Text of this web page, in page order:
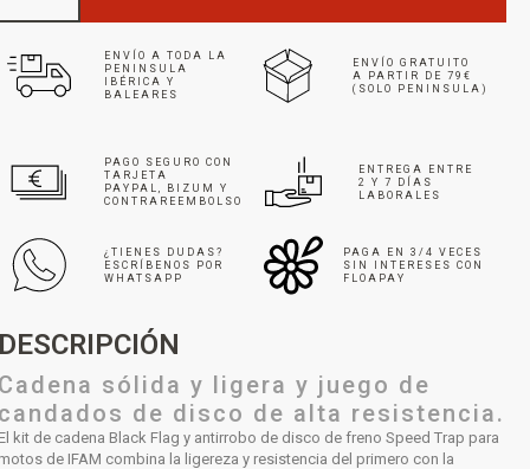
ENVÍO A TODA LA
PENINSULA
IBÉRICA Y
BALEARES
ENVÍO GRATUITO
A PARTIR DE 79€
(SOLO PENINSULA)
PAGO SEGURO CON
TARJETA
PAYPAL, BIZUM Y
CONTRAREEMBOLSO
ENTREGA ENTRE
2 Y 7 DÍAS
LABORALES
¿TIENES DUDAS?
ESCRÍBENOS POR
WHATSAPP
PAGA EN 3/4 VECES
SIN INTERESES CON
FLOAPAY
sólida y ligera y juego de
de disco de alta resistencia.
kit de cadena Black Flag y antirrobo de disco de freno Speed ​​Trap para
de IFAM combina la ligereza y resistencia del primero con la